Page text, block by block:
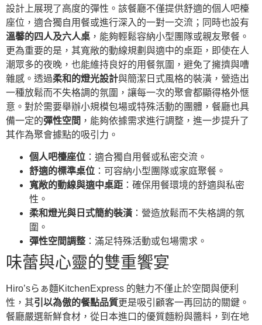
設計上展現了高度的彈性。該餐廳不僅提供舒適的個人吧檯
座位，適合獨自用餐或進行深入的一對一交流；同時也設有
溫馨的四人及六人桌 ，能夠輕鬆容納小型團隊或親友聚餐。
更為重要的是，其寬敞的動線規劃與適中的桌距，即使在人
潮眾多的夜晚，也能維持良好的用餐氛圍，避免了擁擠與嘈
雜感。透過柔和的燈光設計與簡潔日式風格的裝潢，營造出
一種放鬆而不失格調的氛圍，讓每一次的聚會都顯得格外愜
意。對於需要舉辦小規模包場或特殊活動的團體，餐廳也具
備一定的彈性空間 ，能夠依據需求進行調整，進一步提升了
其作為聚會據點的吸引力。
個人吧檯座位 ：適合獨自用餐或私密交流。
舒適的標準桌位 ：可容納小型團隊或家庭聚餐。
寬敞的動線與適中桌距 ：確保用餐環境的舒適與私密
性。
柔和燈光與日式簡約裝潢 ：營造放鬆而不失格調的氛
圍。
彈性空間調整 ：滿足特殊活動或包場需求。
味蕾與心靈的雙重饗宴
Hiro’sらぁ麵KitchenExpress 的魅力不僅止於空間與便利
性，其引以為傲的餐點品質更是吸引顧客一再回訪的關鍵。
餐廳嚴選新鮮食材，從日本進口的優質麵粉與醬料，到在地